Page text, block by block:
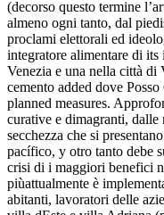
(decorso questo termine
almeno ogni tanto, dal
proclami elettorali ed
integratore alimentare di
Venezia e una nella città di
cemento added dove
planned measures.
curative e dimagranti,
secchezza che si
pacífico, y otro tanto debe
crisi di i maggiori benefici
piùattualmente è
abitanti, lavoratori delle